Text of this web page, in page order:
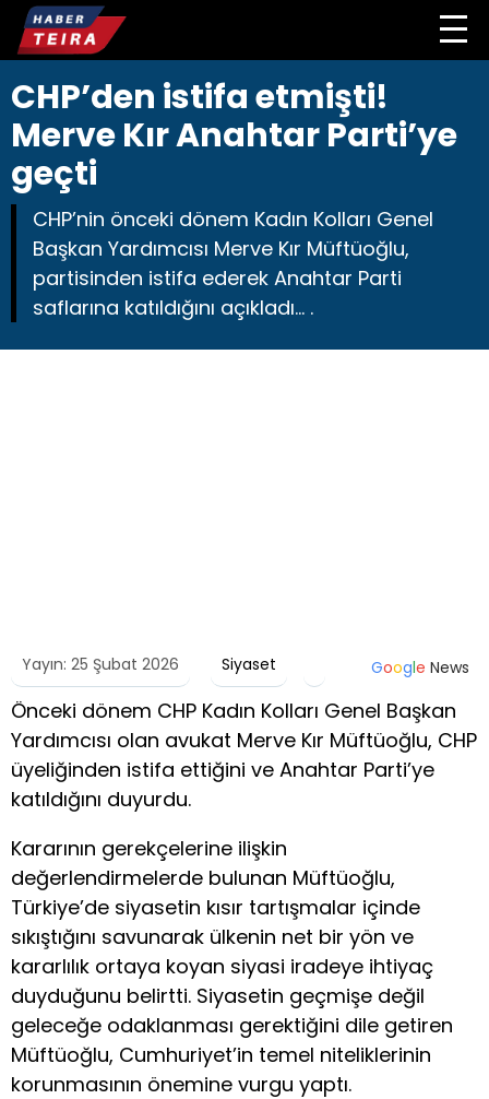
CHP’den istifa etmişti!
Merve Kır Anahtar Parti’ye
geçti
CHP’nin önceki dönem Kadın Kolları Genel
Başkan Yardımcısı Merve Kır Müftüoğlu,
partisinden istifa ederek Anahtar Parti
saflarına katıldığını açıkladı... .
Yayın: 25 Şubat 2026 Siyaset Google News
Önceki dönem CHP Kadın Kolları Genel Başkan
Yardımcısı olan avukat Merve Kır Müftüoğlu, CHP
üyeliğinden istifa ettiğini ve Anahtar Parti’ye
katıldığını duyurdu.
Kararının gerekçelerine ilişkin
değerlendirmelerde bulunan Müftüoğlu,
Türkiye’de siyasetin kısır tartışmalar içinde
sıkıştığını savunarak ülkenin net bir yön ve
kararlılık ortaya koyan siyasi iradeye ihtiyaç
duyduğunu belirtti. Siyasetin geçmişe değil
geleceğe odaklanması gerektiğini dile getiren
Müftüoğlu, Cumhuriyet’in temel niteliklerinin
korunmasının önemine vurgu yaptı.